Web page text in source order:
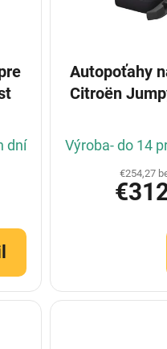
dní
Autopoťahy
Citroën
Výroba- do 14
€254,27